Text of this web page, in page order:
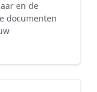
en de
documenten